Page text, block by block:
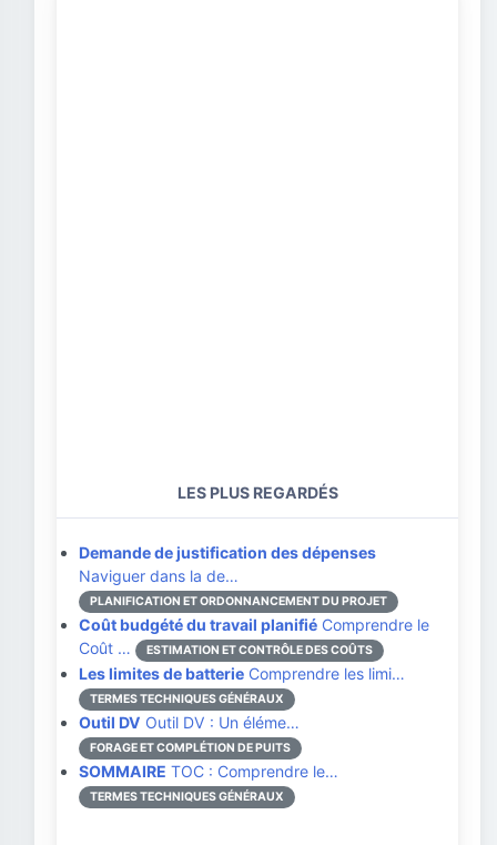
LES PLUS REGARDÉS
Demande de justification des dépenses
Naviguer dans la de…
PLANIFICATION ET ORDONNANCEMENT DU PROJET
Coût budgété du travail planifié Comprendre le
Coût …
ESTIMATION ET CONTRÔLE DES COÛTS
Les limites de batterie Comprendre les limi…
TERMES TECHNIQUES GÉNÉRAUX
Outil DV Outil DV : Un éléme…
FORAGE ET COMPLÉTION DE PUITS
SOMMAIRE TOC : Comprendre le…
TERMES TECHNIQUES GÉNÉRAUX